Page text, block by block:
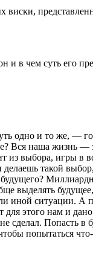
виски,
в чем суть его
одно и то же, —
Вся наша жизнь —
из выбора, игры в
такой
выделять
иной ситуации. А
этого нам и
сделал. Попасть
попытаться